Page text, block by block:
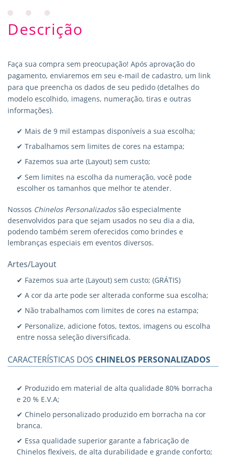
Descrição
Faça sua compra sem preocupação! Após aprovação do
pagamento, enviaremos em seu e-mail de cadastro, um link
para que preencha os dados de seu pedido (detalhes do
modelo escolhido, imagens, numeração, tiras e outras
informações).
✔ Mais de 9 mil estampas disponíveis a sua escolha;
✔ Trabalhamos sem limites de cores na estampa;
✔ Fazemos sua arte (Layout) sem custo;
✔ Sem limites na escolha da numeração, você pode
escolher os tamanhos que melhor te atender.
Nossos Chinelos Personalizadossão especialmente
desenvolvidos para que sejam usados no seu dia a dia,
podendo também serem oferecidos como brindes e
lembranças especiais em eventos diversos.
Artes/Layout
✔ Fazemos sua arte (Layout) sem custo; (GRÁTIS)
✔ A cor da arte pode ser alterada conforme sua escolha;
✔ Não trabalhamos com limites de cores na estampa;
✔ Personalize, adicione fotos, textos, imagens ou escolha
entre nossa seleção diversificada.
CARACTERÍSTICAS DOS CHINELOS PERSONALIZADOS
✔ Produzido em material de alta qualidade 80% borracha
e 20 % E.V.A;
✔ Chinelo personalizado produzido em borracha na cor
branca.
✔ Essa qualidade superior garante a fabricação de
Chinelos flexíveis, de alta durabilidade e grande conforto;